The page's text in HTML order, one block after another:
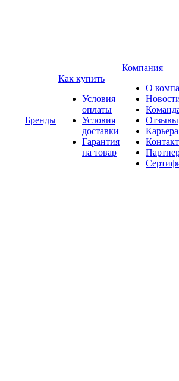
Бренды
Как купить
Условия
оплаты
Условия
доставки
Гарантия
на товар
Компания
О
Отзывы
Карьера